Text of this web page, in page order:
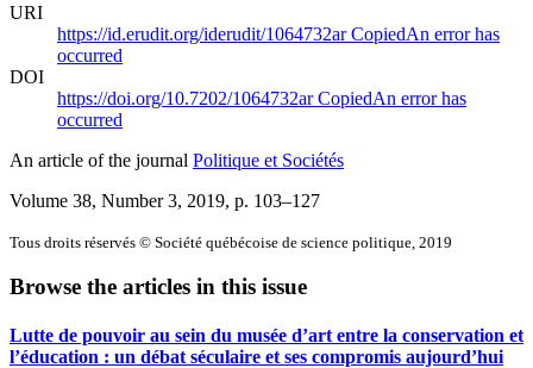
URI
https://id.erudit.org/iderudit/1064732arCopiedAn error has
occurred
DOI
https://doi.org/10.7202/1064732arCopiedAn error has
occurred
An article of the journal Politique et Sociétés
Volume 38, Number 3, 2019, p. 103–127
Tous droits réservés © Société québécoise de science politique, 2019
Browse the articles in this issue
Lutte de pouvoir au sein du musée d’art entre la conservation et
l’éducation : un débat séculaire et ses compromis aujourd’hui